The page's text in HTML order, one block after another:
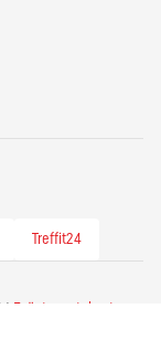
Treffit24